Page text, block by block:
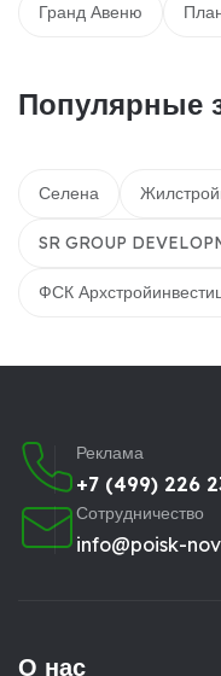
Гранд Авеню
Популярные
Селена
SR GROUP
ФСК
Реклама
+7 (499) 226
Сотрудничество
info@poisk-
О нас